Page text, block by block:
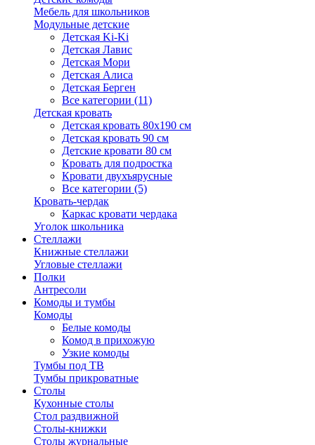
Мебель для школьников
Модульные детские
Детская Ki-Ki
Детская Лавис
Детская Мори
Детская Алиса
Детская Берген
Все категории (11)
Детская кровать
Детская кровать 80х190 см
Детская кровать 90 см
Детские кровати 80 см
Кровать для подростка
Кровати двухъярусные
Все категории (5)
Кровать-чердак
Каркас кровати чердака
Уголок школьника
Стеллажи
Книжные стеллажи
Угловые стеллажи
Полки
Антресоли
Комоды и тумбы
Комоды
Белые комоды
Комод в прихожую
Узкие комоды
Тумбы под ТВ
Тумбы прикроватные
Столы
Кухонные столы
Стол раздвижной
Столы-книжки
Столы журнальные